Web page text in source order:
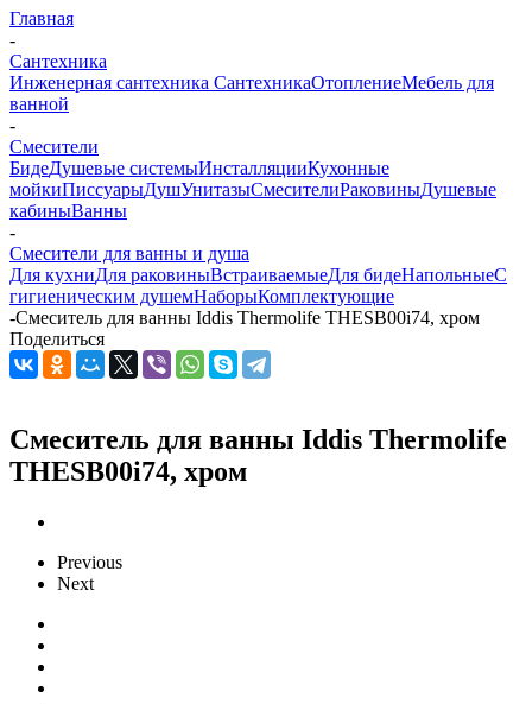
Главная
-
Сантехника
Инженерная сантехника СантехникаОтоплениеМебель для
ванной
-
Смесители
БидеДушевые системыИнсталляцииКухонные
мойкиПиссуарыДушУнитазыСмесителиРаковиныДушевые
кабиныВанны
-
Смесители для ванны и душа
Для кухниДля раковиныВстраиваемыеДля бидеНапольныеС
гигиеническим душемНаборыКомплектующие
-Смеситель для ванны Iddis Thermolife THESB00i74, хром
Поделиться
Смеситель для ванны Iddis Thermolife
THESB00i74, хром
Previous
Next